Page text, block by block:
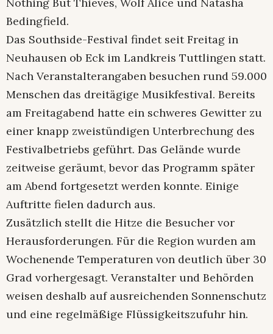
Nothing But Thieves, Wolf Alice und Natasha
Bedingfield.
Das Southside-Festival findet seit Freitag in
Neuhausen ob Eck im Landkreis Tuttlingen statt.
Nach Veranstalterangaben besuchen rund 59.000
Menschen das dreitägige Musikfestival. Bereits
am Freitagabend hatte ein schweres Gewitter zu
einer knapp zweistündigen Unterbrechung des
Festivalbetriebs geführt. Das Gelände wurde
zeitweise geräumt, bevor das Programm später
am Abend fortgesetzt werden konnte. Einige
Auftritte fielen dadurch aus.
Zusätzlich stellt die Hitze die Besucher vor
Herausforderungen. Für die Region wurden am
Wochenende Temperaturen von deutlich über 30
Grad vorhergesagt. Veranstalter und Behörden
weisen deshalb auf ausreichenden Sonnenschutz
und eine regelmäßige Flüssigkeitszufuhr hin.